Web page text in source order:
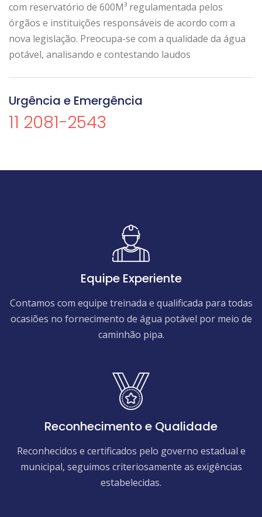
com reservatório de 600M³ regulamentada pelos
órgãos e instituições responsáveis de acordo com a
nova legislação. Preocupa-se com a qualidade da água
potável, analisando e contestando laudos
Urgência e Emergência
11 2081-2543
Equipe Experiente
Contamos com equipe treinada e qualificada para todas
ocasiões no fornecimento de água potável por meio de
caminhão pipa.
Reconhecimento e Qualidade
Reconhecidos e certificados pelo governo estadual e
municipal, seguimos criteriosamente as exigências
estabelecidas.